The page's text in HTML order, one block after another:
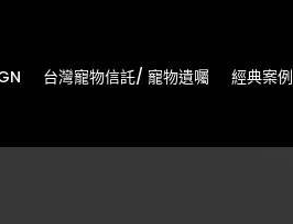
台灣寵物信託/ 寵物遺囑 經典案例